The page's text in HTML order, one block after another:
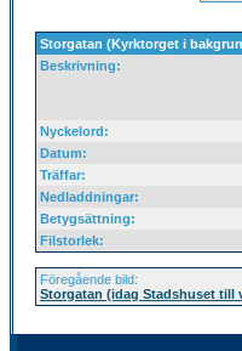
Storgatan (Kyrktorget i
Beskrivning:
Nyckelord:
Datum:
Träffar:
Nedladdningar:
Betygsättning:
Filstorlek:
Föregående bild:
Storgatan (idag Stadshuset till